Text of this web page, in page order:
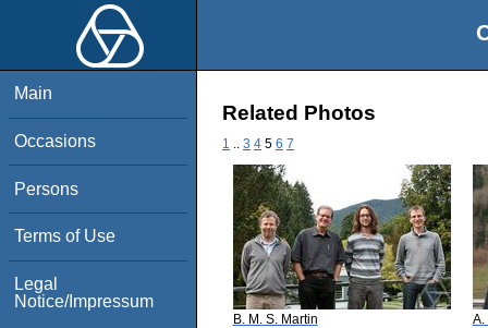
Main
Occasions
Persons
Terms of Use
Legal
Notice/Impressum
Related Photos
1 3 4 5 6 7
B. M. S. Martin
A.